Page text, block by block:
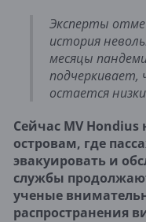
Эксперты
история
месяцы
подчеркивает,
остается
Сейчас MV Hondius
островам, где
эвакуировать и
службы
ученые
распространения